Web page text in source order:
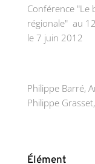
Conférence "Le
régionale" au
le 7 juin 2012
Philippe Barré,
Philippe
Élément